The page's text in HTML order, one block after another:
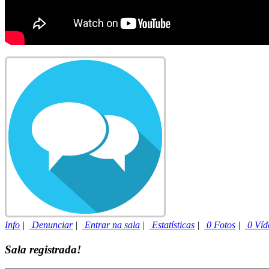
Info | Denunciar| Entrar na sala | Estatísticas | 0 Fotos | 0
Sala registrada!